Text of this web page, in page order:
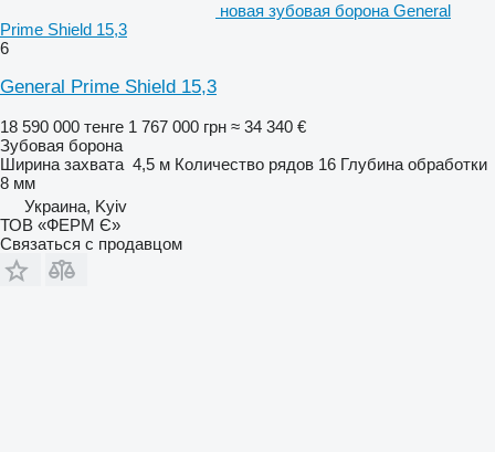
новая зубовая борона General
Prime Shield 15,3
6
General Prime Shield 15,3
18 590 000 тенге 1 767 000 грн ≈ 34 340 €
Зубовая борона
Ширина захвата 4,5 м Количество рядов 16 Глубина обработки
8 мм
Украина, Kyiv
ТОВ «ФЕРМ Є»
Связаться с продавцом